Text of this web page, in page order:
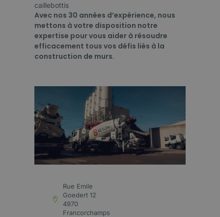
Rue Emile
Goedert 12
4970
Francorchamps
caillebottis
Avec nos 30 années d’expérience, nous
mettons à votre disposition notre
expertise pour vous aider à résoudre
efficacement tous vos défis liés à la
construction de murs.